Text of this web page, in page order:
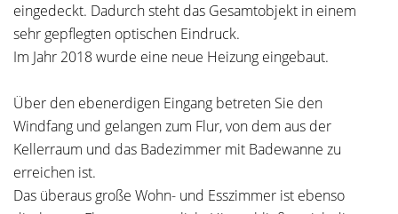
eingedeckt. Dadurch steht das Gesamtobjekt in einem
sehr gepflegten optischen Eindruck.
Im Jahr 2018 wurde eine neue Heizung eingebaut.
Über den ebenerdigen Eingang betreten Sie den
Windfang und gelangen zum Flur, von dem aus der
Kellerraum und das Badezimmer mit Badewanne zu
erreichen ist.
Das überaus große Wohn- und Esszimmer ist ebenso